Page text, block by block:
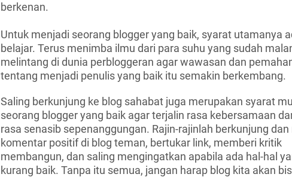
berkenan.
Untuk menjadi seorang blogger yang baik, syarat utamanya
belajar. Terus menimba ilmu dari para suhu yang sudah
melintang di dunia perbloggeran agar wawasan dan
tentang menjadi penulis yang baik itu semakin berkembang.
Saling berkunjung ke blog sahabat juga merupakan syarat
seorang blogger yang baik agar terjalin rasa kebersamaan
rasa senasib sepenanggungan. Rajin-rajinlah berkunjung
komentar positif di blog teman, bertukar link, memberi kritik
membangun, dan saling mengingatkan apabila ada hal-hal
kurang baik. Tanpa itu semua, jangan harap blog kita akan